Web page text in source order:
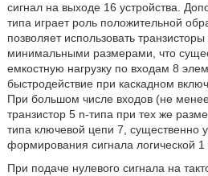
сигнал на выходе 16 устройства.
типа играет роль положительной
позволяет использовать
минимальными размерами, что
емкостную нагрузку по входам 8
быстродействие при каскадном
При большом числе входов (не
транзистор 5 n-типа при тех же
типа ключевой цепи 7, существенно
формирования сигнала логической 1
При подаче нулевого сигнала на